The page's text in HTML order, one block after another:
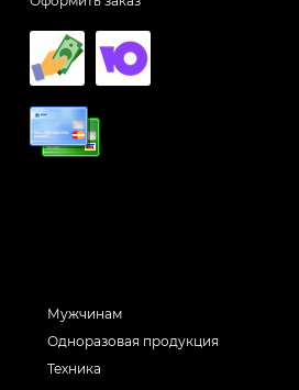
Мужчинам
Одноразовая продукция
Техника